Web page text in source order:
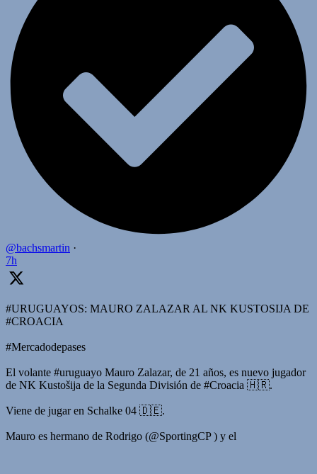
@bachsmartin ·
7h
#URUGUAYOS: MAURO ZALAZAR AL NK KUSTOSIJA DE
#CROACIA
#Mercadodepases
El volante #uruguayo Mauro Zalazar, de 21 años, es nuevo jugador
de NK Kustošija de la Segunda División de #Croacia 🇭🇷.
Viene de jugar en Schalke 04 🇩🇪.
Mauro es hermano de Rodrigo (@SportingCP ) y el